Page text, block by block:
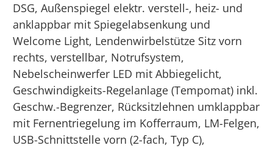
DSG, Außenspiegel elektr. verstell-, heiz- und
anklappbar mit Spiegelabsenkung und
Welcome Light, Lendenwirbelstütze Sitz vorn
rechts, verstellbar, Notrufsystem,
Nebelscheinwerfer LED mit Abbiegelicht,
Geschwindigkeits-Regelanlage (Tempomat) inkl.
Geschw.-Begrenzer, Rücksitzlehnen umklappbar
mit Fernentriegelung im Kofferraum, LM-Felgen,
USB-Schnittstelle vorn (2-fach, Typ C),